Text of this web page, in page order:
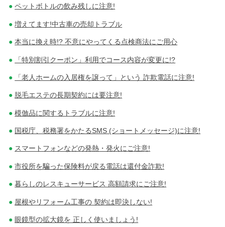
ペットボトルの飲み残しに注意!
増えてます!中古車の売却トラブル
本当に換え時!? 不意にやってくる点検商法にご用心
「特別割引クーポン」利用でコース内容が変更に!?
「老人ホームの入居権を譲って」という 詐欺電話に注意!
脱毛エステの長期契約には要注意!
模倣品に関するトラブルに注意!
国税庁、税務署をかたるSMS (ショートメッセージ)に注意!
スマートフォンなどの発熱・発火にご注意!
市役所を騙った保険料が戻る電話は還付金詐欺!
暮らしのレスキューサービス 高額請求にご注意!
屋根やリフォーム工事の 契約は即決しない!
眼鏡型の拡大鏡を 正しく使いましょう!